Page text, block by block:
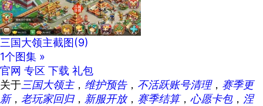
三国大领主截图 (9)
1个图集 »
官网 专区 下载 礼包
关于三国大领主， 维护预告， 不活跃账号清理， 赛季更
新， 老玩家回归， 新服开放， 赛季结算， 心愿卡包， 涅